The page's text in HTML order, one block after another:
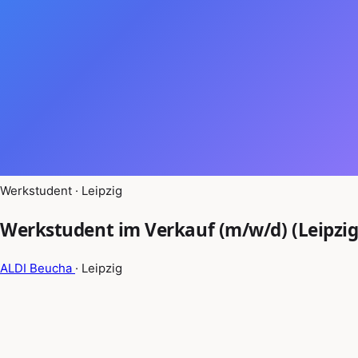
Werkstudent · Leipzig
Werkstudent im Verkauf (m/w/d)
ALDI Beucha · Leipzig